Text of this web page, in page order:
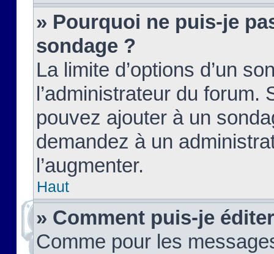
» Pourquoi ne puis-je
sondage ?
La limite d’options d’un
l’administrateur du forum.
pouvez ajouter à un
demandez à un
l’augmenter.
Haut
» Comment puis-je
Comme pour les